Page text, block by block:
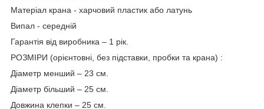
Матеріал крана - харчовий пластик або латунь
Випал - середній
Гарантія від виробника – 1 рік.
РОЗМІРИ (орієнтовні, без підставки, пробки та крана) :
Діаметр менший – 23 см.
Діаметр більший – 25 см.
Довжина клепки – 25 см.